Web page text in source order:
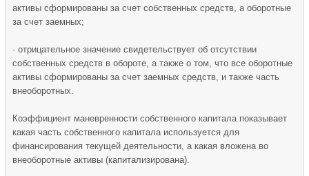
активы сформированы за счет собственных средств, а оборотные
за счет заемных;
· отрицательное значение свидетельствует об отсутствии
собственных средств в обороте, а также о том, что все оборотные
активы сформированы за счет заемных средств, и также часть
внеоборотных.
Коэффициент маневренности собственного капитала показывает
какая часть собственного капитала используется для
финансирования текущей деятельности, а какая вложена во
внеоборотные активы (капитализирована).